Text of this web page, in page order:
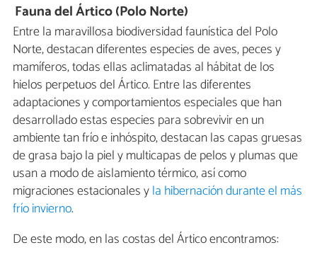
Fauna del Ártico (Polo Norte)
Entre la maravillosa biodiversidad faunística del Polo
Norte, destacan diferentes especies de aves, peces y
mamíferos, todas ellas aclimatadas al hábitat de los
hielos perpetuos del Ártico. Entre las diferentes
adaptaciones y comportamientos especiales que han
desarrollado estas especies para sobrevivir en un
ambiente tan frío e inhóspito, destacan las capas gruesas
de grasa bajo la piel y multicapas de pelos y plumas que
usan a modo de aislamiento térmico, así como
migraciones estacionales yla hibernación durante el más
frío invierno.
De este modo, en las costas del Ártico encontramos: